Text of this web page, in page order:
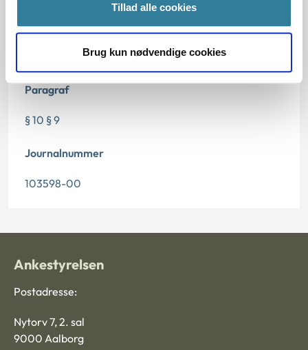
Tillad alle cookies
Brug kun nødvendige cookies
da den ikke længere har vejledningsværdi.
Paragraf
§ 10 § 9
Journalnummer
103598-00
Ankestyrelsen
Postadresse:
Nytorv 7, 2. sal
9000 Aalborg